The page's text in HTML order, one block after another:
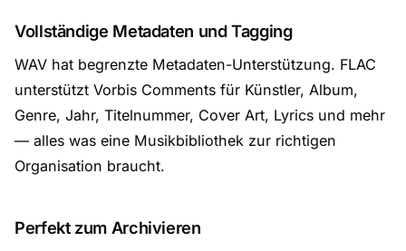
Vollständige Metadaten und Tagging
WAV hat begrenzte Metadaten-Unterstützung. FLAC
unterstützt Vorbis Comments für Künstler, Album,
Genre, Jahr, Titelnummer, Cover Art, Lyrics und mehr
— alles was eine Musikbibliothek zur richtigen
Organisation braucht.
Perfekt zum Archivieren